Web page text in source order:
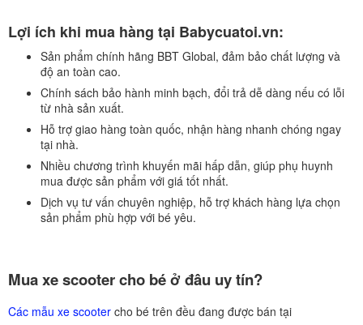
Lợi ích khi mua hàng tại Babycuatoi.vn:
Sản phẩm chính hãng BBT Global, đảm bảo chất lượng và
độ an toàn cao.
Chính sách bảo hành minh bạch, đổi trả dễ dàng nếu có lỗi
từ nhà sản xuất.
Hỗ trợ giao hàng toàn quốc, nhận hàng nhanh chóng ngay
tại nhà.
Nhiều chương trình khuyến mãi hấp dẫn, giúp phụ huynh
mua được sản phẩm với giá tốt nhất.
Dịch vụ tư vấn chuyên nghiệp, hỗ trợ khách hàng lựa chọn
sản phẩm phù hợp với bé yêu.
Mua xe scooter cho bé ở đâu uy tín?
Các mẫu xe scooter cho bé trên đều đang được bán tại